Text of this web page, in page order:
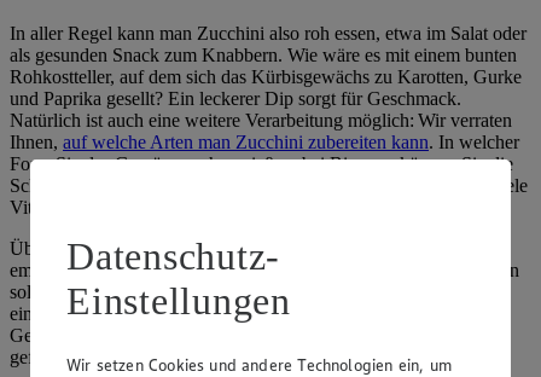
In aller Regel kann man Zucchini also roh essen, etwa im Salat oder
als gesunden Snack zum Knabbern. Wie wäre es mit einem bunten
Rohkostteller, auf dem sich das Kürbisgewächs zu Karotten, Gurke
und Paprika gesellt? Ein leckerer Dip sorgt für Geschmack.
Natürlich ist auch eine weitere Verarbeitung möglich: Wir verraten
Ihnen, auf welche Arten man Zucchini zubereiten kann. In welcher
Form Sie das Gemüse auch genießen, bei Bioware können Sie die
Schale bedenkenlos mitverzehren – sie enthält sogar besonders viele
Vitalstoffe und es wäre schade, sie zu entsorgen.
Übrigens, auch wenn Zucchini roh nicht giftig ist, kann sie bei
empfindlichen Menschen Verdauungsbeschwerden auslösen. Dann
sollten Sie das Kürbisgewächs besser garen. Verwenden Sie es
einfach für Suppen oder Eintöpfe, als Zutat in bunten
Gemüsegerichten oder backen Sie es mit Feta oder Hackfleisch
gefüllt.
Datenschutz-
Einstellungen
Wir setzen Cookies und andere Technologien ein, um